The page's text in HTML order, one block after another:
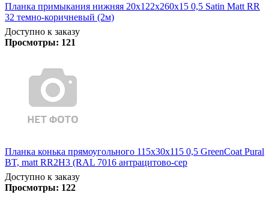
Планка примыкания нижняя 20х122х260х15 0,5 Satin Matt RR
32 темно-коричневый (2м)
Доступно к заказу
Просмотры: 121
Планка конька прямоугольного 115х30х115 0,5 GreenCoat Pural
BT, matt RR2Н3 (RAL 7016 антрацитово-сер
Доступно к заказу
Просмотры: 122